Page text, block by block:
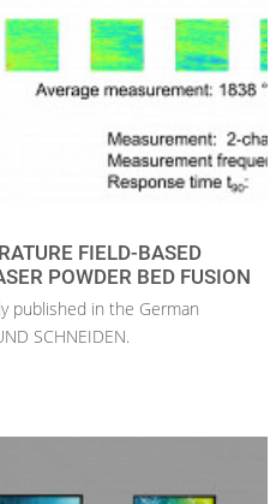
FIELD-BASED
POWDER BED FUSION
published in the German
SCHNEIDEN.